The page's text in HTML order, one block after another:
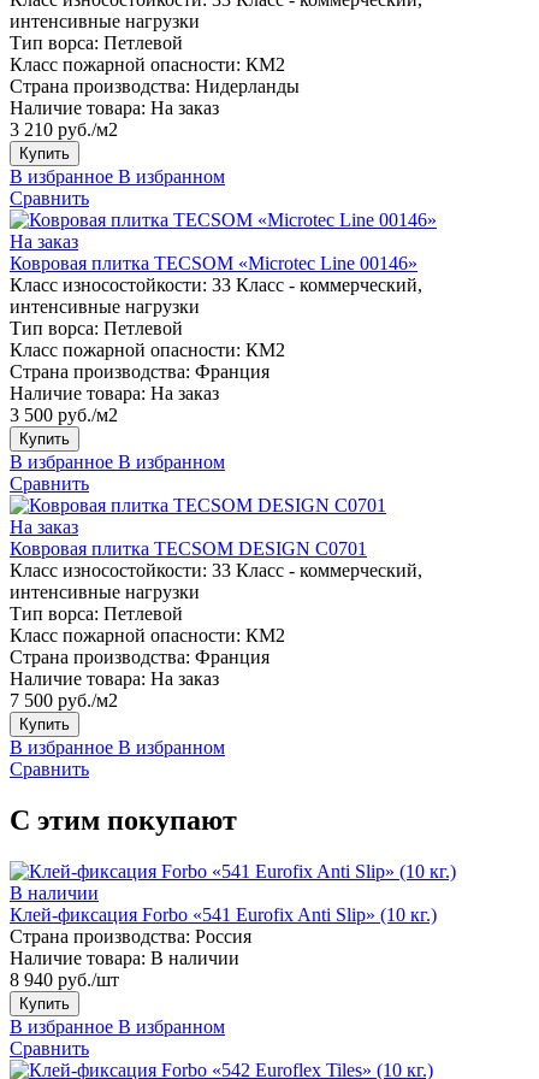
интенсивные нагрузки
Тип ворса: Петлевой
Класс пожарной опасности: КМ2
Страна производства: Нидерланды
Наличие товара: На заказ
3 210 руб./м2
Купить
В избранное В избранном
Сравнить
На заказ
Ковровая плитка TECSOM «Microtec Line 00146»
Класс износостойкости: 33 Класс - коммерческий,
интенсивные нагрузки
Тип ворса: Петлевой
Класс пожарной опасности: КМ2
Страна производства: Франция
Наличие товара: На заказ
3 500 руб./м2
Купить
В избранное В избранном
Сравнить
На заказ
Ковровая плитка TECSOM DESIGN C0701
Класс износостойкости: 33 Класс - коммерческий,
интенсивные нагрузки
Тип ворса: Петлевой
Класс пожарной опасности: КМ2
Страна производства: Франция
Наличие товара: На заказ
7 500 руб./м2
Купить
В избранное В избранном
Сравнить
С этим покупают
В наличии
Клей-фиксация Forbo «541 Eurofix Anti Slip» (10 кг.)
Страна производства: Россия
Наличие товара: В наличии
8 940 руб./шт
Купить
В избранное В избранном
Сравнить